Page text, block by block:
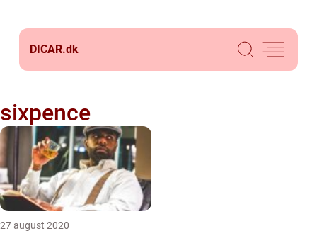
DICAR.dk
sixpence
27 august 2020